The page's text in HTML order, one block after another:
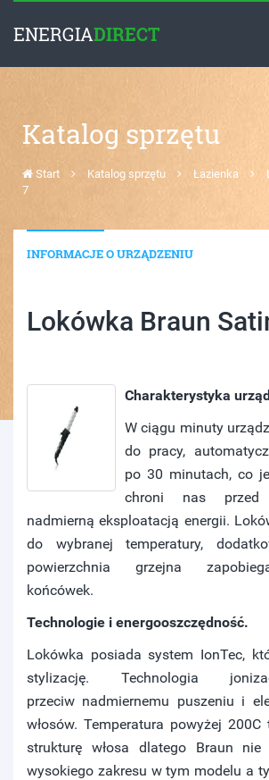
ENERGIADIRECT
Katalog sprzętu
Start Katalog sprzętu Łazienka
7
INFORMACJE O URZĄDZENIU
Lokówka Braun
Charakterystyka
W ciągu minuty
do pracy,
po 30 minutach, co
chroni nas przed
nadmierną eksploatacją energii.
do wybranej temperatury,
powierzchnia grzejna
końcówek.
Technologie i energooszczędność.
Lokówka posiada system IonTec,
stylizację. Technologia
przeciw nadmiernemu puszeniu i
włosów. Temperatura powyżej
strukturę włosa dlatego Braun nie
wysokiego zakresu w tym modelu a